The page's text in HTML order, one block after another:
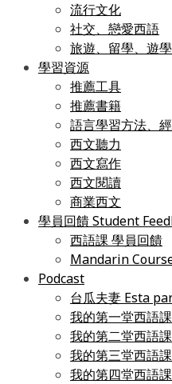
流行文化
社交、戀愛西語
旅遊、留學、遊學
學習資源
推薦工具
推薦書籍
語言學習方法、
西文聽力
西文寫作
西文閱讀
商業西文
學員回饋 Student
西語課 學員回饋
Mandarin
Podcast
台瓜夫妻 Esta
我的第一堂西語課
我的第二堂西語課
我的第三堂西語課
我的第四堂西語課